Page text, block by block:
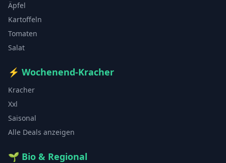
Äpfel
Kartoffeln
Tomaten
Salat
⚡ Wochenend-Kracher
Kracher
Xxl
Saisonal
Alle Deals anzeigen
🌱 Bio & Regional